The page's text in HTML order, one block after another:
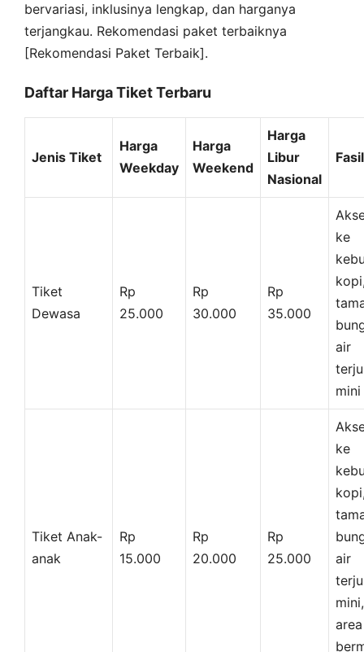
bervariasi, inklusinya lengkap, dan harganya
terjangkau. Rekomendasi paket terbaiknya
[Rekomendasi Paket Terbaik].
Daftar Harga Tiket Terbaru
Jenis Tiket
Harga
Weekday
Harga
Weekend
Harga
Libur
Nasional
Tiket
Dewasa
Rp
25.000
Rp
30.000
Rp
35.000
ke
air
mini
Tiket Anak-
anak
Rp
15.000
Rp
20.000
Rp
25.000
ke
air
mini,
area